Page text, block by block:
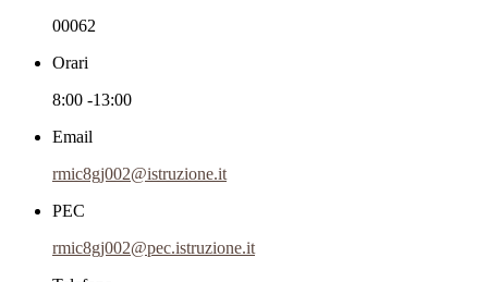
00062
Orari
8:00 -13:00
Email
rmic8gj002@istruzione.it
PEC
rmic8gj002@pec.istruzione.it